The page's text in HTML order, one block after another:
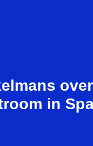
in